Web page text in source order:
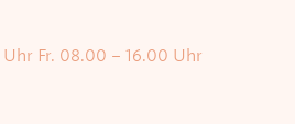
Fr. 08.00 – 16.00 Uhr